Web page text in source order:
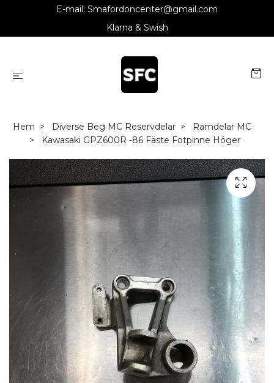
E-mail: Smafordoncenter@gmail.com
Klarna & Swish
Hem Diverse Beg MC Reservdelar
Ramdelar MC
Kawasaki GPZ600R -86 Fäste Fotpinne Höger